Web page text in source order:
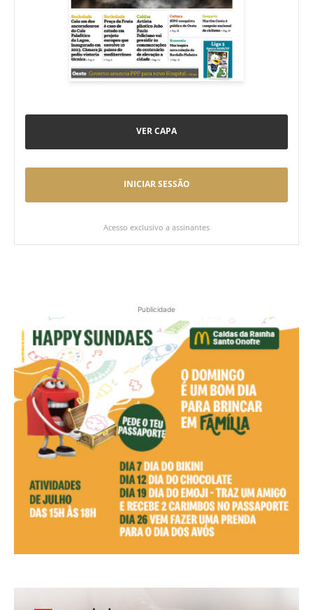
VER CAPA
INICIAR SESSÃO
Acesso exclusivo a assinantes
Publicidade